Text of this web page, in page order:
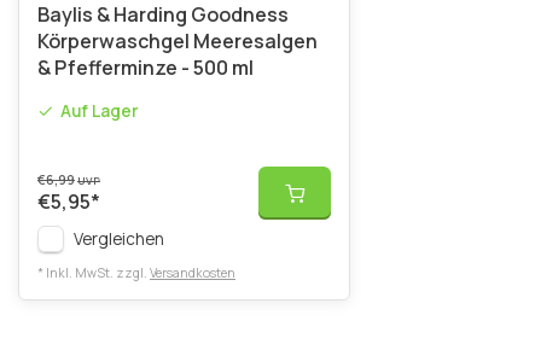
Baylis & Harding Goodness
Körperwaschgel Meeresalgen
& Pfefferminze - 500 ml
Auf Lager
€6,99UVP
€5,95*
Vergleichen
* Inkl. MwSt. zzgl. Versandkosten